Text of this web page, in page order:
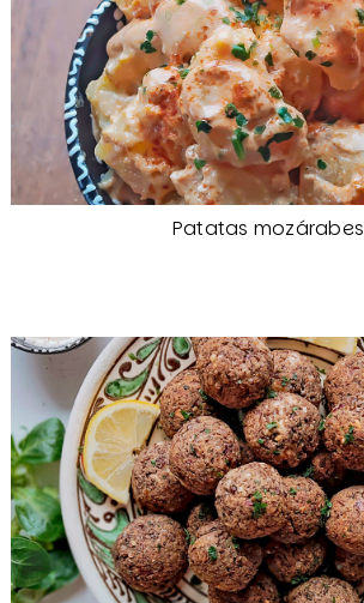
Patatas mozárabes